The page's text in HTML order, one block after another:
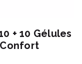
+ 10 Gélules